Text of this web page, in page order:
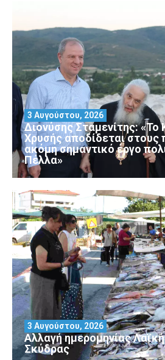
Διονύσης Σταμενίτης: «Το
Χρυσής αποδίδεται στους
ακόμη σημαντικό έργο
Πέλλα»
3 Αυγούστου, 2026
Αλλαγή ημερομηνίας
Σκύδρας
3 Αυγούστου, 2026